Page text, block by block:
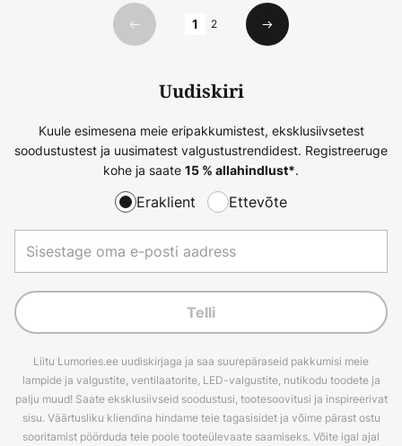
Eelmine
1 2
Järgmine
Uudiskiri
Kuule esimesena meie eripakkumistest, eksklusiivsetest
soodustustest ja uusimatest valgustustrendidest. Registreeruge
kohe ja saate 15 % allahindlust*.
Eraklient Ettevõte
Telli
Liitu Lumories.ee uudiskirjaga ja saa suurepäraseid pakkumisi meie
lampide ja valgustite, ventilaatorite, LED-valgustite, nutikodu toodete ja
palju muud! Saate eksklusiivseid soodustusi, tootesoovitusi ja inspireerivat
sisu. Väärtusliku kliendina hindame teie tagasisidet ja võime pärast ostu
sooritamist pöörduda teie poole tooteülevaate saamiseks. Võite igal ajal